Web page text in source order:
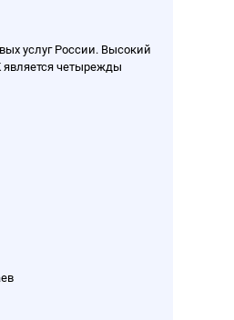
услуг России. Высокий
является четырежды